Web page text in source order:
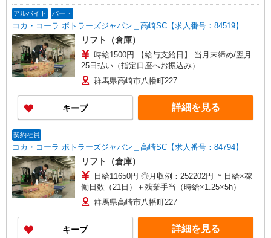
アルバイト パート
コカ・コーラ ボトラーズジャパン＿高崎SC【求人番号：84519】
リフト（倉庫）
時給1500円 【給与支給日】 当月末締め/翌月
25日払い（指定口座へお振込み）
群馬県高崎市八幡町227
キープ 詳細を見る
契約社員
コカ・コーラ ボトラーズジャパン＿高崎SC【求人番号：84794】
リフト（倉庫）
日給11650円 ◎月収例：252202円 ＊日給×稼
働日数（21日）＋残業手当（時給×1.25×5h）
群馬県高崎市八幡町227
キープ 詳細を見る